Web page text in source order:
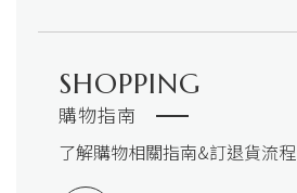
SHOPPING
購物指南
了解購物相關指南&訂退貨流程